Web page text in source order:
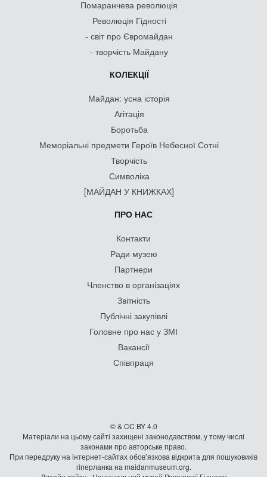
Помаранчева революція
Революція Гідності
- світ про Євромайдан
- творчість Майдану
КОЛЕКЦІЇ
Майдан: усна історія
Агітація
Боротьба
Меморіальні предмети Героїв Небесної Сотні
Творчість
Символіка
[МАЙДАН У КНИЖКАХ]
ПРО НАС
Контакти
Ради музею
Партнери
Членство в організаціях
Звітність
Публічні закупівлі
Головне про нас у ЗМІ
Вакансії
Співпраця
© & CC BY 4.0
Матеріали на цьому сайті захищені законодавством, у тому числі
законами про авторське право.
При передруку на iнтернет-сайтах обов’язкова відкрита для пошуковиків
гiперланка на maidanmuseum.org.